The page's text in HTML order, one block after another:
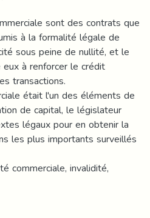
sont des contrats que
à la formalité légale de
sous peine de nullité, et le
à renforcer le crédit
transactions.
était l'un des éléments de
de capital, le législateur
légaux pour en obtenir la
les plus importants surveillés
commerciale, invalidité,